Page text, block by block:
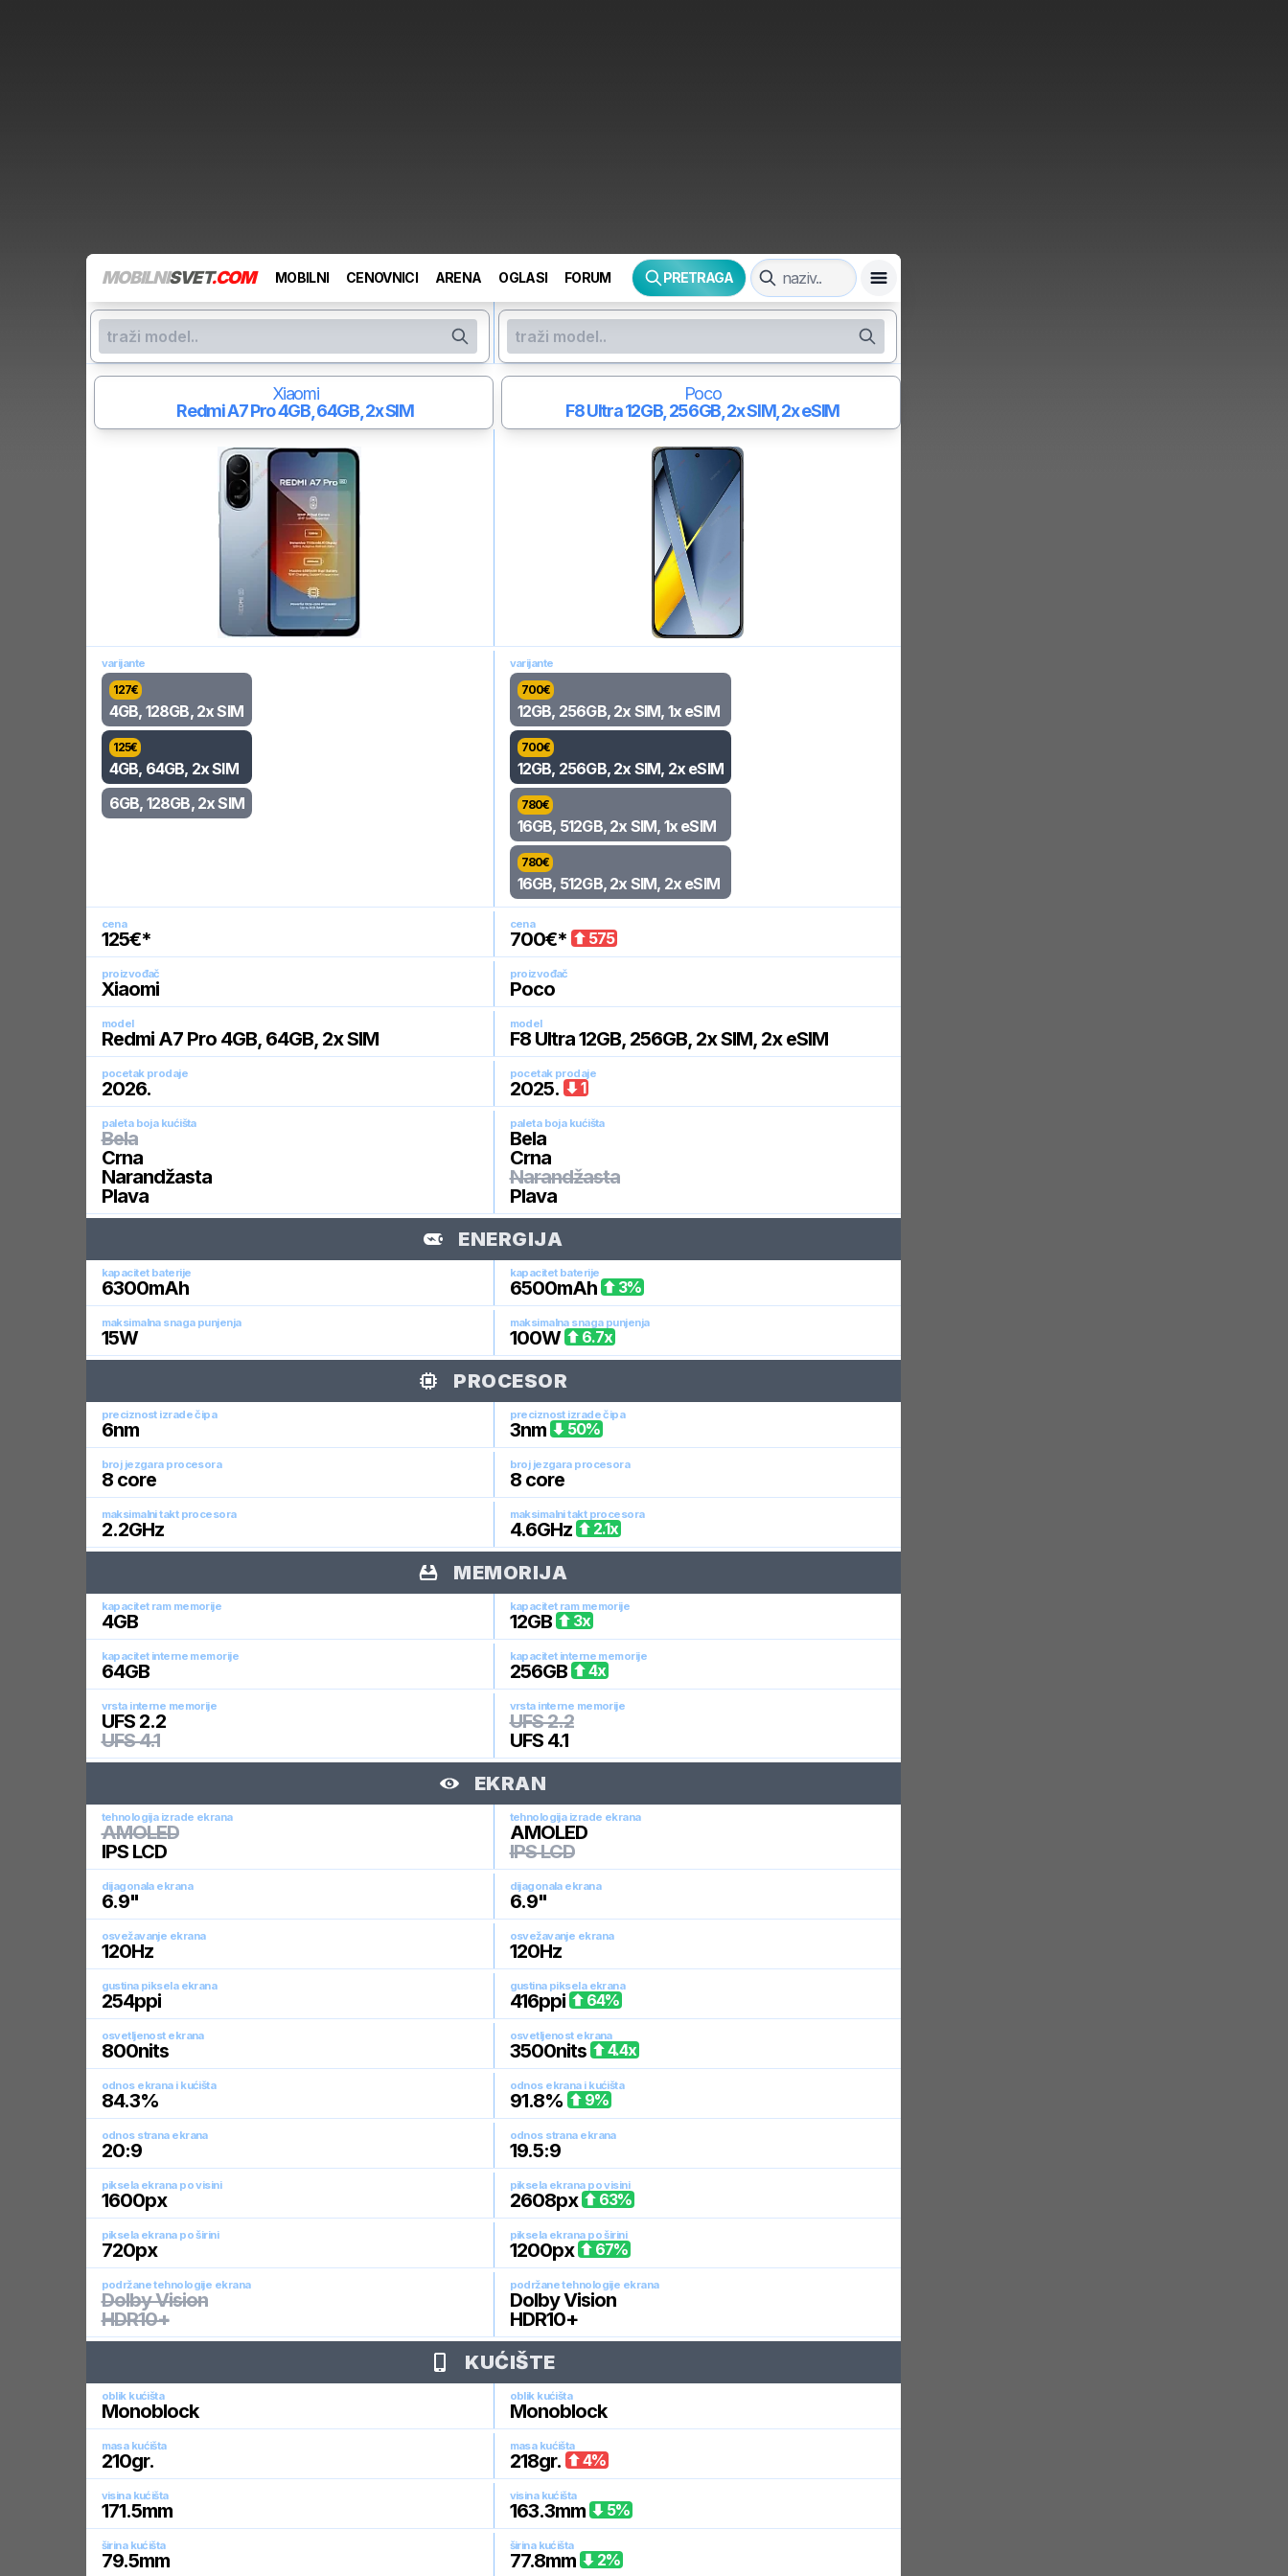
MOBILNISVET.COM MOBILNI CENOVNICI ARENA OGLASI FORUM PRETRAGA
Xiaomi
Redmi A7 Pro4GB, 64GB, 2x SIM
Poco
F8 Ultra12GB, 256GB, 2x SIM, 2x eSIM
varijante
127€
4GB, 128GB, 2x SIM
125€
4GB, 64GB, 2x SIM
6GB, 128GB, 2x SIM
varijante
700€
12GB, 256GB, 2x SIM, 1x eSIM
700€
12GB, 256GB, 2x SIM, 2x eSIM
780€
16GB, 512GB, 2x SIM, 1x eSIM
780€
16GB, 512GB, 2x SIM, 2x eSIM
cena
125€*
cena
700€* 575
proizvođač
Xiaomi
proizvođač
Poco
model
Redmi A7 Pro 4GB, 64GB, 2x SIM
model
F8 Ultra 12GB, 256GB, 2x SIM, 2x eSIM
pocetak prodaje
2026.
pocetak prodaje
2025. 1
paleta boja kućišta
Bela
Crna
Narandžasta
Plava
paleta boja kućišta
Bela
Crna
Narandžasta
Plava
ENERGIJA
kapacitet baterije
6300mAh
kapacitet baterije
6500mAh 3%
maksimalna snaga punjenja
15W
maksimalna snaga punjenja
100W 6.7x
PROCESOR
preciznost izrade čipa
6nm
preciznost izrade čipa
3nm 50%
broj jezgara procesora
8core
broj jezgara procesora
8core
maksimalni takt procesora
2.2GHz
maksimalni takt procesora
4.6GHz 2.1x
MEMORIJA
kapacitet ram memorije
4GB
kapacitet ram memorije
12GB 3x
kapacitet interne memorije
64GB
kapacitet interne memorije
256GB 4x
vrsta interne memorije
UFS 2.2
UFS 4.1
vrsta interne memorije
UFS 2.2
UFS 4.1
EKRAN
tehnologija izrade ekrana
AMOLED
IPS LCD
tehnologija izrade ekrana
AMOLED
IPS LCD
dijagonala ekrana
6.9"
dijagonala ekrana
6.9"
osvežavanje ekrana
120Hz
osvežavanje ekrana
120Hz
gustina piksela ekrana
254ppi
gustina piksela ekrana
416ppi 64%
osvetljenost ekrana
800nits
osvetljenost ekrana
3500nits 4.4x
odnos ekrana i kućišta
84.3%
odnos ekrana i kućišta
91.8% 9%
odnos strana ekrana
20:9
odnos strana ekrana
19.5:9
piksela ekrana po visini
1600px
piksela ekrana po visini
2608px 63%
piksela ekrana po širini
720px
piksela ekrana po širini
1200px 67%
podržane tehnologije ekrana
Dolby Vision
HDR10+
podržane tehnologije ekrana
Dolby Vision
HDR10+
KUĆIŠTE
oblik kućišta
Monoblock
oblik kućišta
Monoblock
masa kućišta
210gr.
masa kućišta
218gr. 4%
visina kućišta
171.5mm
visina kućišta
163.3mm 5%
širina kućišta
79.5mm
širina kućišta
77.8mm 2%